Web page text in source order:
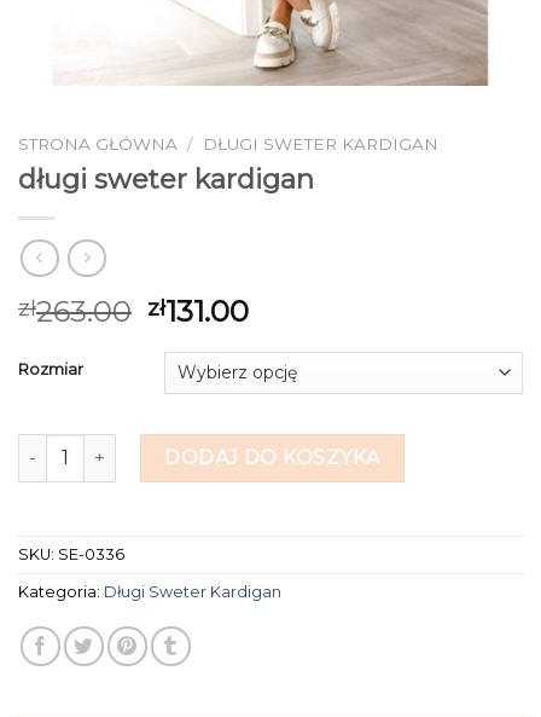
STRONA GŁÓWNA / DŁUGI SWETER KARDIGAN
długi sweter kardigan
zł263.00 zł131.00
Rozmiar
ilość długi sweter kardiganDODAJ DO KOSZYKA
SKU: SE-0336
Kategoria: Długi Sweter Kardigan